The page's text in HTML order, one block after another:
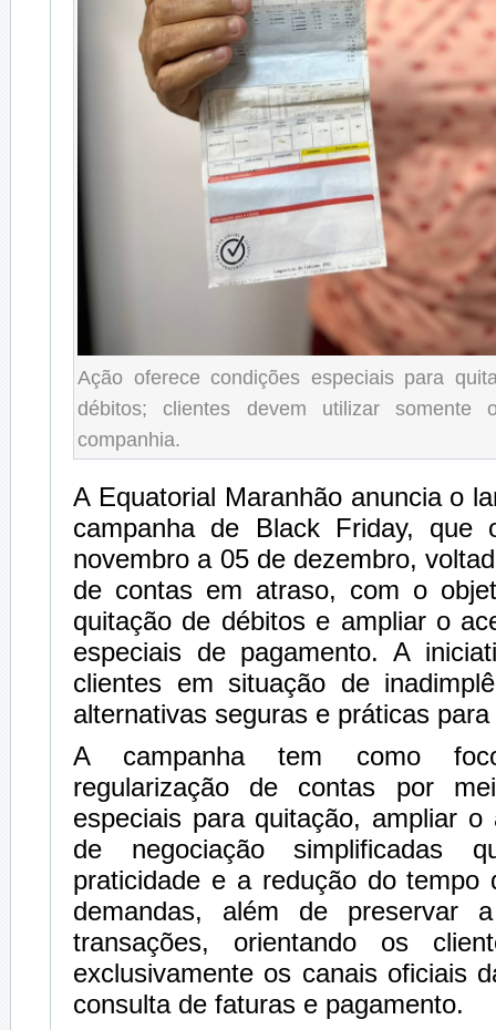
Ação oferece condições especiais para
débitos; clientes devem utilizar somente
companhia.
A Equatorial Maranhão anuncia o
campanha de Black Friday, que
novembro a 05 de dezembro,
de contas em atraso, com o
quitação de débitos e ampliar o
especiais de pagamento. A
clientes em situação de
alternativas seguras e práticas
A campanha tem como
regularização de contas por
especiais para quitação, ampliar o
de negociação simplificadas
praticidade e a redução do tempo
demandas, além de preservar
transações, orientando os
exclusivamente os canais oficiais
consulta de faturas e pagamento.